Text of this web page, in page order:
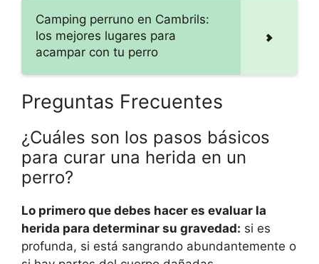
Camping perruno en Cambrils:
los mejores lugares para
acampar con tu perro
Preguntas Frecuentes
¿Cuáles son los pasos básicos
para curar una herida en un
perro?
Lo primero que debes hacer es evaluar la
herida para determinar su gravedad: si es
profunda, si está sangrando abundantemente o